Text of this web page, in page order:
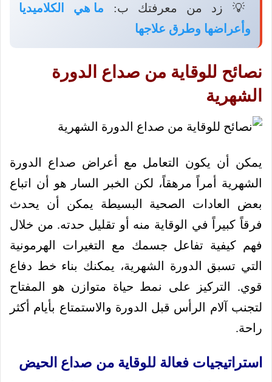
💡 زد من معرفتك ب: ما هي الكلاميديا
وأعراضها وطرق علاجها
نصائح للوقاية من صداع الدورة
الشهرية
يمكن أن يكون التعامل مع أعراض صداع الدورة
الشهرية أمراً مرهقاً، لكن الخبر السار هو أن اتباع
بعض العادات الصحية البسيطة يمكن أن يحدث
فرقاً كبيراً في الوقاية منه أو تقليل حدته. من خلال
فهم كيفية تفاعل جسمك مع التغيرات الهرمونية
التي تسبق الدورة الشهرية، يمكنك بناء خط دفاع
قوي. التركيز على نمط حياة متوازن هو المفتاح
لتجنب آلام الرأس قبل الدورة والاستمتاع بأيام أكثر
راحة.
استراتيجيات فعالة للوقاية من صداع الحيض